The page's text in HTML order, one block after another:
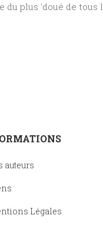
plus 'doué de tous
auteurs
Légales